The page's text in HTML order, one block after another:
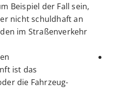
Beispiel der Fall sein,
nicht schuldhaft an
im Straßenverkehr
ist das
die Fahrzeug-